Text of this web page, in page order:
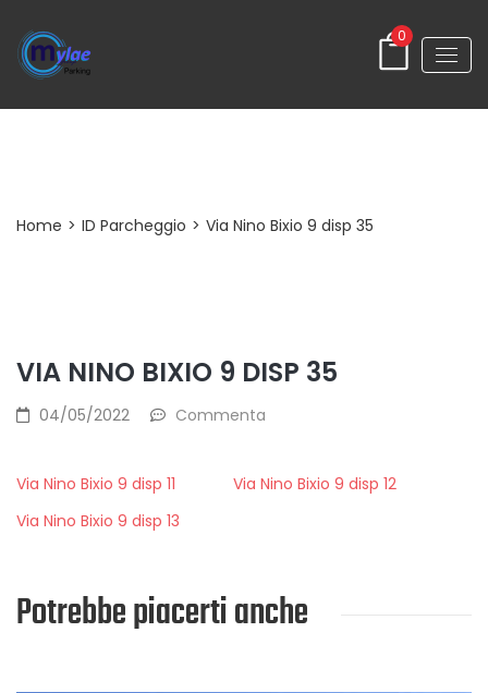
0
Home > ID Parcheggio > Via Nino Bixio 9 disp 35
VIA NINO BIXIO 9 DISP 35
04/05/2022 Commenta
Via Nino Bixio 9 disp 11
Via Nino Bixio 9 disp 12
Via Nino Bixio 9 disp 13
Potrebbe piacerti anche